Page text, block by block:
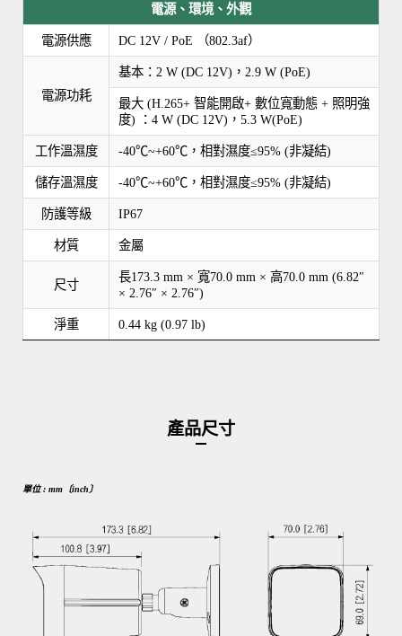
電源、環境、外觀
電源供應 DC 12V / PoE （802.3af）
電源功耗
基本：2 W (DC 12V)，2.9 W (PoE)
最大 (H.265+ 智能開啟+ 數位寬動態 + 照明強
度) ：4 W (DC 12V)，5.3 W(PoE)
工作溫濕度 -40℃~+60℃，相對濕度≤95% (非凝結)
儲存溫濕度 -40℃~+60℃，相對濕度≤95% (非凝結)
防護等級 IP67
材質 金屬
尺寸
長173.3 mm × 寬70.0 mm × 高70.0 mm (6.82″
× 2.76″ × 2.76″)
淨重 0.44 kg (0.97 lb)
產品尺寸
單位 : mm〔inch〕